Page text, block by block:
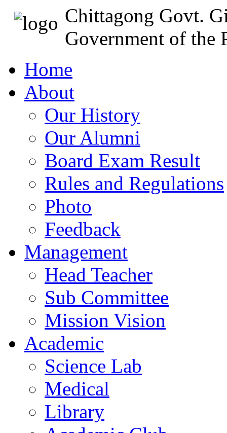
Chittagong Govt.
Government of the
Home
About
Our History
Our Alumni
Board Exam Result
Rules and Regulations
Photo
Feedback
Management
Head Teacher
Sub Committee
Mission Vision
Academic
Science Lab
Medical
Library